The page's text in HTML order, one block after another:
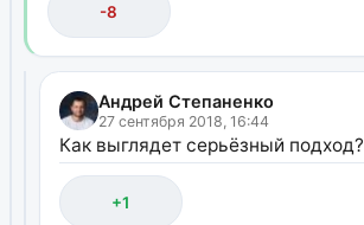
-8
Андрей Степаненко
27 сентября 2018, 16:44
Как выглядет серьёзный подход?
+1